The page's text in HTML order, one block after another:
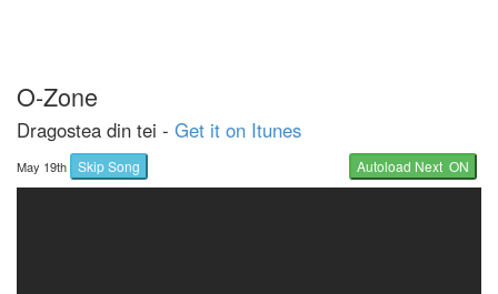
O-Zone
Dragostea din tei - Get it on Itunes
May 19th Skip Song Autoload Next ON